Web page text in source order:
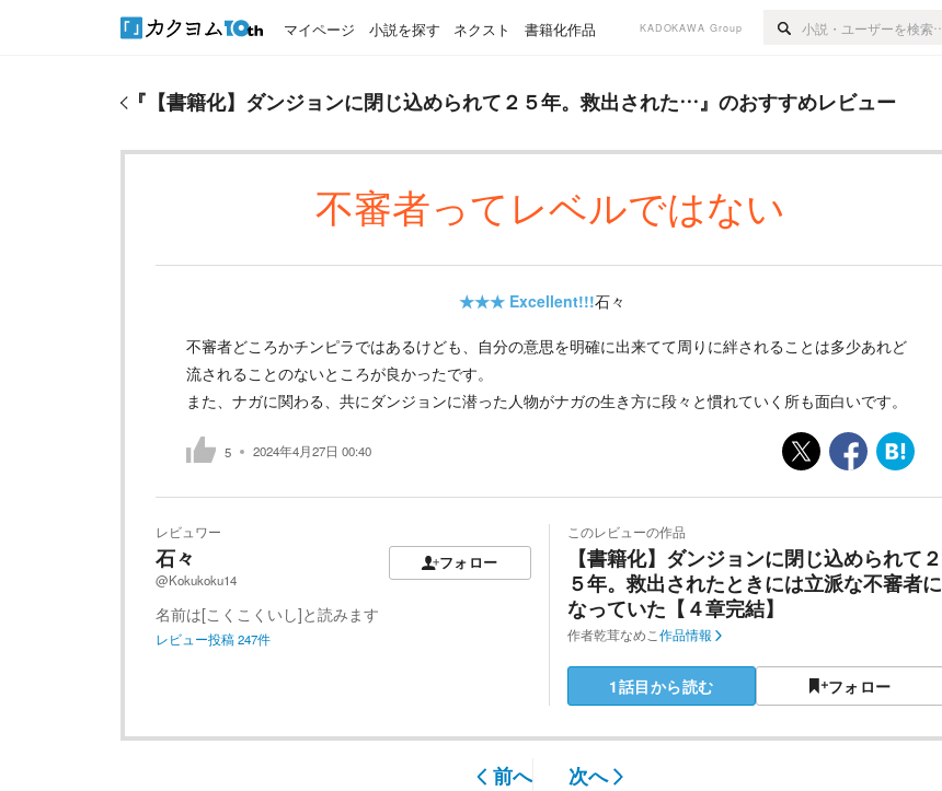
マイページ 小説を探す ネクスト 書籍化作品 KADOKAWA Group
『 【書籍化】ダンジョンに閉じ込められて２５年。救出された…』のおすすめレビュー
不審者ってレベルではない
★★★ Excellent!!!石々ゞ
不審者どころかチンピラではあるけども、自分の意思を明確に出来てて周りに絆されることは多少あれど
流されることのないところが良かったです。
また、ナガに関わる、共にダンジョンに潜った人物がナガの生き方に段々と慣れていく所も面白いです。
5 2024年4月27日 00:40
レビュワー
石々ゞ
@Kokukoku14
フォロー
名前は[こくこくいし]と読みます
レビュー投稿247件
このレビューの作品
【書籍化】ダンジョンに閉じ込められて２
５年。救出されたときには立派な不審者に
なっていた【４章完結】
作者乾茸なめこ作品情報
1話目から読む フォロー
前へ 次へ